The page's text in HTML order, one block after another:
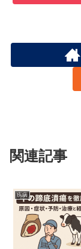
関連記事
疾病